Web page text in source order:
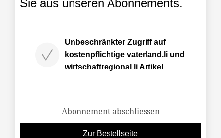
Sie aus unseren Abonnements.
Unbeschränkter Zugriff auf
kostenpflichtige vaterland.li und
wirtschaftregional.li Artikel
Abonnement abschliessen
Zur Bestellseite